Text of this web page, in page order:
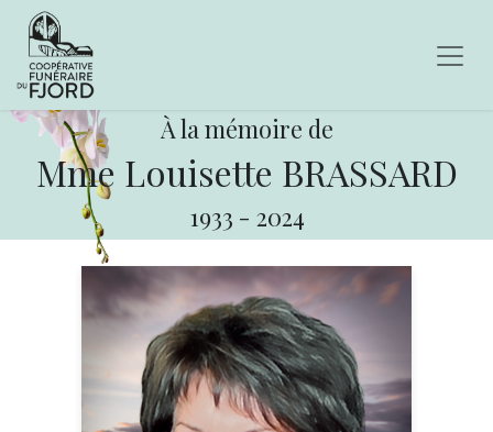
À la mémoire de
Mme Louisette BRASSARD
1933 - 2024